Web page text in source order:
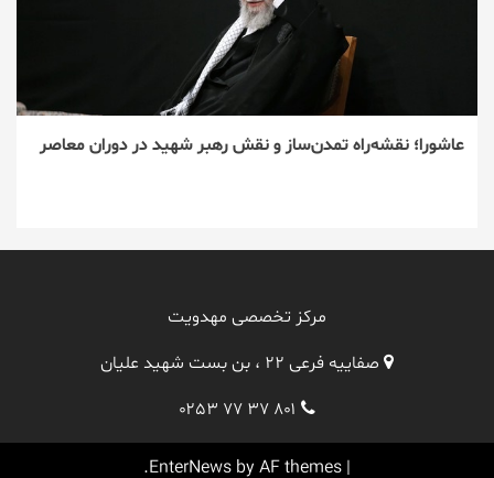
عاشورا؛ نقشه‌راه تمدن‌ساز و نقش رهبر شهید در دوران معاصر
مرکز تخصصی مهدویت
صفاییه فرعی ۲۲ ، بن بست شهید علیان
۰۲۵۳ ۷۷ ۳۷ ۸۰۱
|
EnterNews by AF themes.